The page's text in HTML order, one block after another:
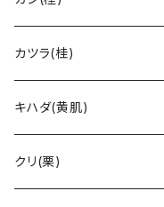
カツラ(桂)
キハダ(黄肌)
クリ(栗)